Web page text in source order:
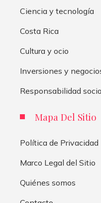
Ciencia y tecnología
Costa Rica
Cultura y ocio
Inversiones y
Responsabilidad
Mapa Del Sitio
Política de Privacidad
Marco Legal del Sitio
Quiénes somos